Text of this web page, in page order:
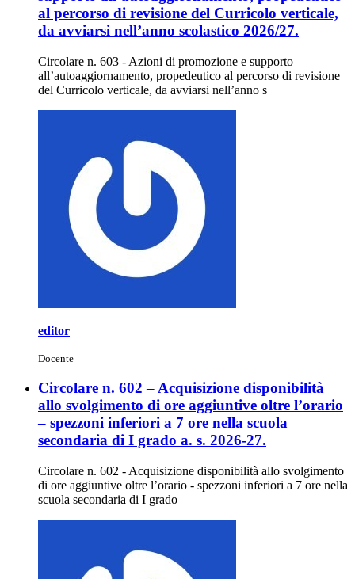
al percorso di revisione del Curricolo verticale,
da avviarsi nell’anno scolastico 2026/27.
Circolare n. 603 - Azioni di promozione e supporto
all’autoaggiornamento, propedeutico al percorso di revisione
del Curricolo verticale, da avviarsi nell’anno s
editor
Docente
Circolare n. 602 – Acquisizione disponibilità
allo svolgimento di ore aggiuntive oltre l’orario
– spezzoni inferiori a 7 ore nella scuola
secondaria di I grado a. s. 2026-27.
Circolare n. 602 - Acquisizione disponibilità allo svolgimento
di ore aggiuntive oltre l’orario - spezzoni inferiori a 7 ore nella
scuola secondaria di I grado